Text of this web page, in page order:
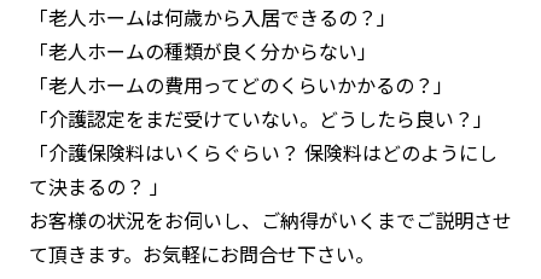
「老人ホームは何歳から入居できるの？」
「老人ホームの種類が良く分からない」
「老人ホームの費用ってどのくらいかかるの？」
「介護認定をまだ受けていない。どうしたら良い？」
「介護保険料はいくらぐらい？ 保険料はどのようにし
て決まるの？ 」
お客様の状況をお伺いし、ご納得がいくまでご説明させ
て頂きます。お気軽にお問合せ下さい。